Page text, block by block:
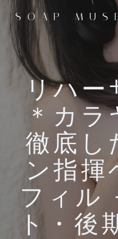
SOAP
リハ
＊カ
徹底
ン指揮
フィル
ト・後